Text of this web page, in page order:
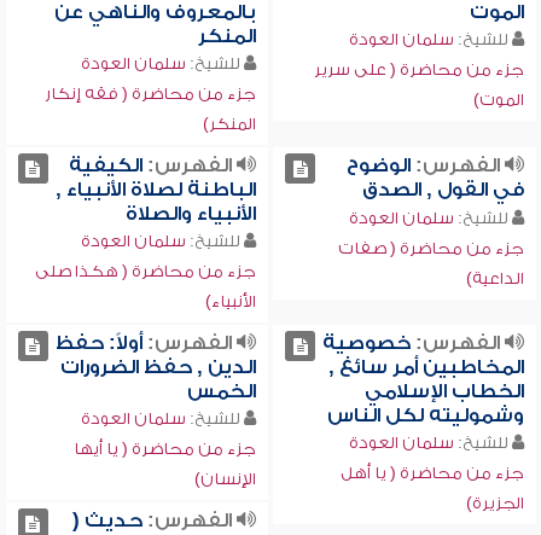
الموت
للشيخ: سلمان العودة
جزء من محاضرة ( على سرير
الموت)
بالمعروف والناهي عن
المنكر
للشيخ: سلمان العودة
جزء من محاضرة ( فقه إنكار
المنكر)
الفهرس:الوضوح
في القول , الصدق
للشيخ: سلمان العودة
جزء من محاضرة ( صفات
الداعية)
الفهرس:الكيفية
الباطنة لصلاة الأنبياء ,
الأنبياء والصلاة
للشيخ: سلمان العودة
جزء من محاضرة ( هكذا صلى
الأنبياء)
الفهرس:خصوصية
المخاطبين أمر سائغ ,
الخطاب الإسلامي
وشموليته لكل الناس
للشيخ: سلمان العودة
جزء من محاضرة ( يا أهل
الجزيرة)
الفهرس:أولاً: حفظ
الدين , حفظ الضرورات
الخمس
للشيخ: سلمان العودة
جزء من محاضرة ( يا أيها
الإنسان)
الفهرس:حديث (